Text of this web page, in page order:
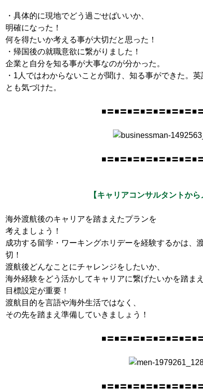
・具体的に現地でどう過ごせばいいか、
明確になった！
何を得たいか考える事が大切だと思った！
・帰国後の就職意欲に繋がりました！
企業と自分を知る事が大事なのが分かった。
・1人ではわからないことが聞け、知る事ができた。
とも気づけた。
■〓■〓■〓■〓■〓■〓■〓■
■〓■〓■〓■〓■〓■〓■〓■
【キャリアコンサルタントから
海外渡航後のキャリアを踏まえたプランを
考えましょう！
成功する留学・ワーキングホリデーを経験するかは、
切！
渡航後どんなことにチャレンジをしたいか、
海外経験をどう活かしてキャリアに繋げたいかを踏ま
目標設定が重要！
渡航目的を言語や海外生活ではなく、
その先を踏まえ準備していきましょう！
■〓■〓■〓■〓■〓■〓■〓■
■〓■〓■〓■〓■〓■〓■〓■